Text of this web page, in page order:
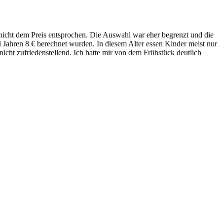
dem Preis entsprochen. Die Auswahl war eher begrenzt und die
8 € berechnet wurden. In diesem Alter essen Kinder meist nur
zufriedenstellend. Ich hatte mir von dem Frühstück deutlich